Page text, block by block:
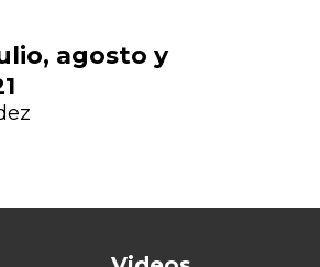
agosto y